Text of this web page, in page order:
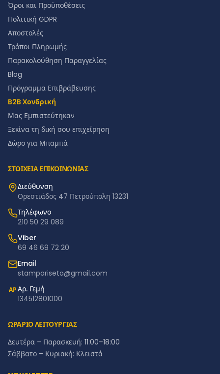
Όροι και Προϋποθέσεις
Πολιτική GDPR
Αποστολές
Τρόποι Πληρωμής
Παρακολούθηση Παραγγελίας
Blog
Πρόγραμμα Επιβράβευσης
B2B Χονδρική
Μας Εμπιστεύτηκαν
Ξεκίνα τη δική σου επιχείρηση
Δώρο για Μπαμπά
ΣΤΟΙΧΕΙΑ ΕΠΙΚΟΙΝΩΝΙΑΣ
Διεύθυνση
Ορεστιάδος 47 Πετρούπολη 13231
Τηλέφωνο
210 50 29 089
Viber
69 46 69 72 20
Email
stampariseto@gmail.com
ΑΡΑρ. Γεμή
134512801000
ΩΡΑΡΙΟ ΛΕΙΤΟΥΡΓΙΑΣ
Δευτέρα – Παρασκευή: 11:00–18:00
Σάββατο – Κυριακή: Κλειστά